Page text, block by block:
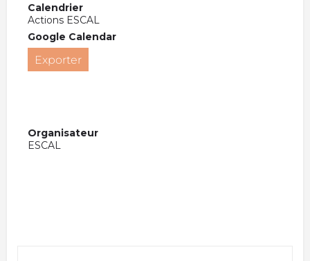
Calendrier
Actions ESCAL
Google Calendar
Exporter
Organisateur
ESCAL